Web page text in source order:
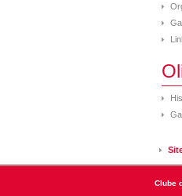
Clube